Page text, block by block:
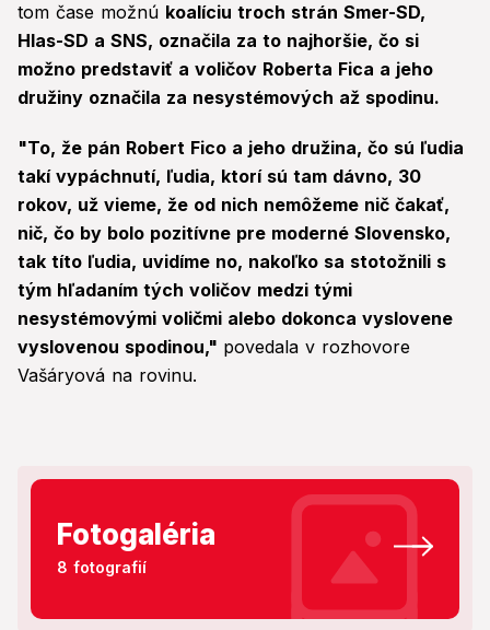
tom čase možnú koalíciu troch strán Smer-SD,
Hlas-SD a SNS, označila za to najhoršie, čo si
možno predstaviť a voličov Roberta Fica a jeho
družiny označila za nesystémových až spodinu.
"To, že pán Robert Fico a jeho družina, čo sú ľudia
takí vypáchnutí, ľudia, ktorí sú tam dávno, 30
rokov, už vieme, že od nich nemôžeme nič čakať,
nič, čo by bolo pozitívne pre moderné Slovensko,
tak títo ľudia, uvidíme no, nakoľko sa stotožnili s
tým hľadaním tých voličov medzi tými
nesystémovými voličmi alebo dokonca vyslovene
vyslovenou spodinou," povedala v rozhovore
Vašáryová na rovinu.
Fotogaléria
8 fotografií